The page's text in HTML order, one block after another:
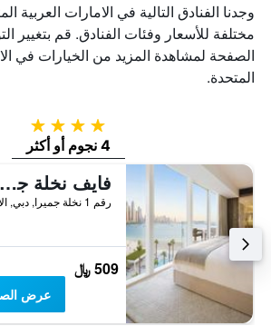
وجدنا الفنادق التالية في الامارات العربية
مختلفة للأسعار وفئات الفنادق. قم بتغيير
الصفحة لمشاهدة المزيد من الخيارات في
المتحدة.
4 نجوم
4 نجوم أو أكثر
فايف نخلة جميرا دبي
509 ﷼
عرض